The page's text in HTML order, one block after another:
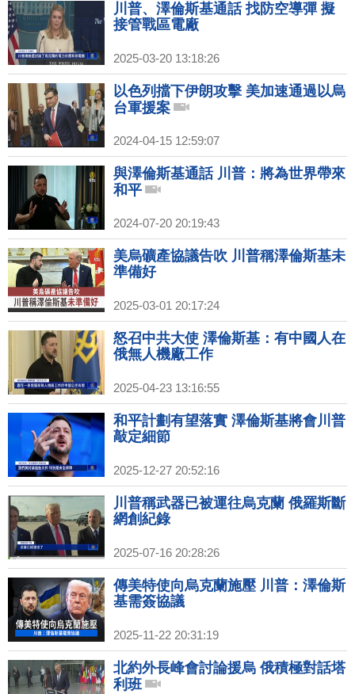
川普、澤倫斯基通話 找防空導彈 擬
接管戰區電廠
2025-03-20 13:18:26
以色列擋下伊朗攻擊 美加速通過以烏
台軍援案
2024-04-15 12:59:07
與澤倫斯基通話 川普：將為世界帶來
和平
2024-07-20 20:19:43
美烏礦產協議告吹 川普稱澤倫斯基未
準備好
2025-03-01 20:17:24
怒召中共大使 澤倫斯基：有中國人在
俄無人機廠工作
2025-04-23 13:16:55
和平計劃有望落實 澤倫斯基將會川普
敲定細節
2025-12-27 20:52:16
川普稱武器已被運往烏克蘭 俄羅斯斷
網創紀錄
2025-07-16 20:28:26
傳美特使向烏克蘭施壓 川普：澤倫斯
基需簽協議
2025-11-22 20:31:19
北約外長峰會討論援烏 俄積極對話塔
利班